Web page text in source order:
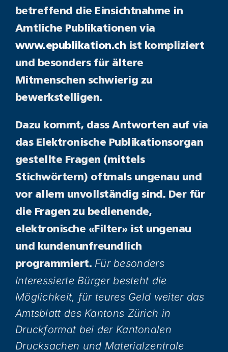
betreffend die Einsichtnahme in
Amtliche Publikationen via
www.epublikation.ch ist kompliziert
und besonders für ältere
Mitmenschen schwierig zu
bewerkstelligen.
Dazu kommt, dass Antworten auf via
das Elektronische Publikationsorgan
gestellte Fragen (mittels
Stichwörtern) oftmals ungenau und
vor allem unvollständig sind. Der für
die Fragen zu bedienende,
elektronische «Filter» ist ungenau
und kundenunfreundlich
programmiert. Für besonders
Interessierte Bürger besteht die
Möglichkeit, für teures Geld weiter das
Amtsblatt des Kantons Zürich in
Druckformat bei der Kantonalen
Drucksachen und Materialzentrale